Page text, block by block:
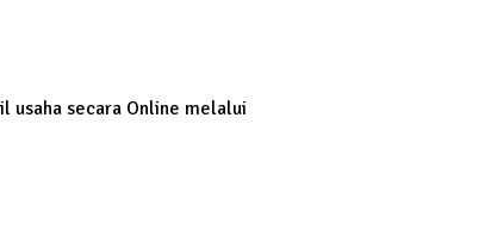
usaha secara Online melalui